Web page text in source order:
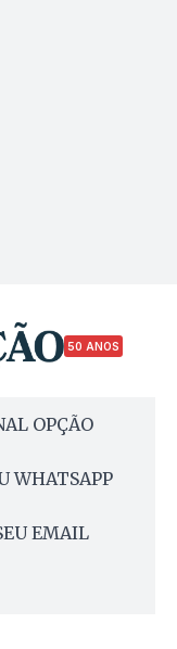
50 ANOS
OPÇÃO
WHATSAPP
EMAIL